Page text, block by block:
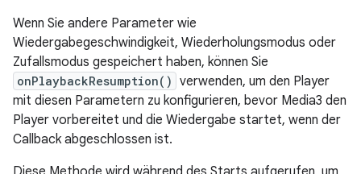
Wenn Sie andere Parameter wie
Wiedergabegeschwindigkeit, Wiederholungsmodus oder
Zufallsmodus gespeichert haben, können Sie
onPlaybackResumption() verwenden, um den Player
mit diesen Parametern zu konfigurieren, bevor Media3 den
Player vorbereitet und die Wiedergabe startet, wenn der
Callback abgeschlossen ist.